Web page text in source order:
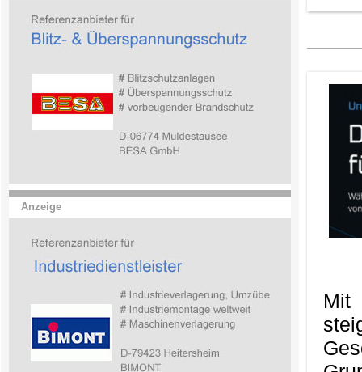
Anzeige
Mit